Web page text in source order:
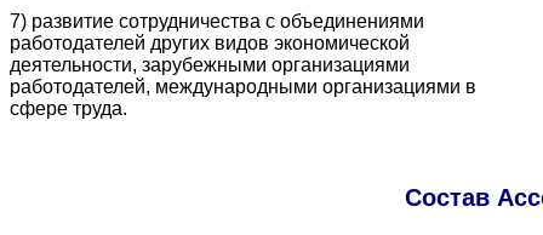
7) развитие сотрудничества с объединениями
работодателей других видов экономической
деятельности, зарубежными организациями
работодателей, международными организациями в
сфере труда.
Состав